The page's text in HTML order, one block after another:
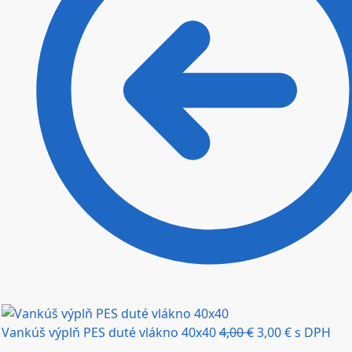
Vankúš výplň PES duté vlákno 40x404,00€ 3,00€s DPH